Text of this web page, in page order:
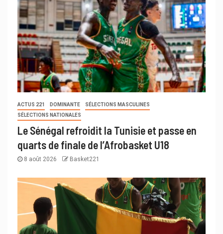
ACTUS 221 DOMINANTE
SÉLECTIONS MASCULINES
SÉLECTIONS NATIONALES
Le Sénégal refroidit la Tunisie et passe en
quarts de finale de l’Afrobasket U18
8 août 2026 Basket221